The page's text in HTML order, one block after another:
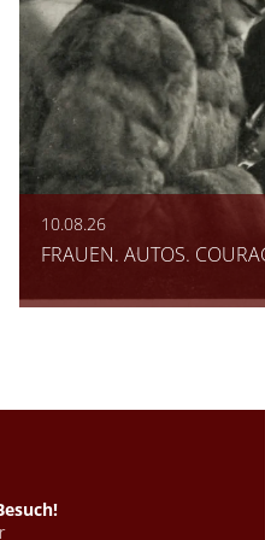
10.08.26
FRAUEN. AUTOS.